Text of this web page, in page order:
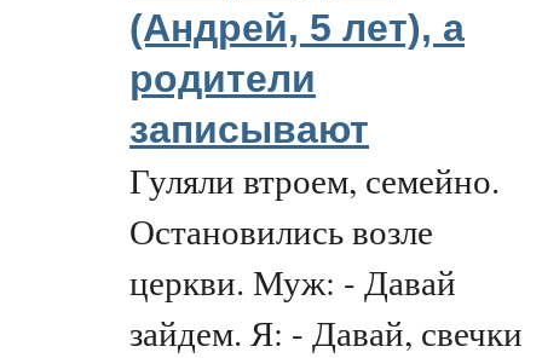
(Андрей, 5 лет), а
родители
записывают
Гуляли втроем, семейно.
Остановились возле
церкви. Муж: - Давай
зайдем. Я: - Давай, свечки